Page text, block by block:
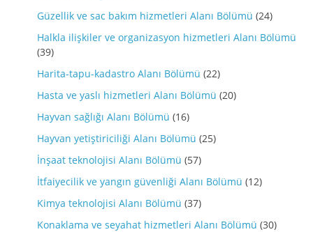
Güzellik ve sac bakım hizmetleri Alanı Bölümü (24)
Halkla ilişkiler ve organizasyon hizmetleri Alanı Bölümü
(39)
Harita-tapu-kadastro Alanı Bölümü (22)
Hasta ve yaslı hizmetleri Alanı Bölümü (20)
Hayvan sağlığı Alanı Bölümü (16)
Hayvan yetiştiriciliği Alanı Bölümü (25)
İnşaat teknolojisi Alanı Bölümü (57)
İtfaiyecilik ve yangın güvenliği Alanı Bölümü (12)
Kimya teknolojisi Alanı Bölümü (37)
Konaklama ve seyahat hizmetleri Alanı Bölümü (30)